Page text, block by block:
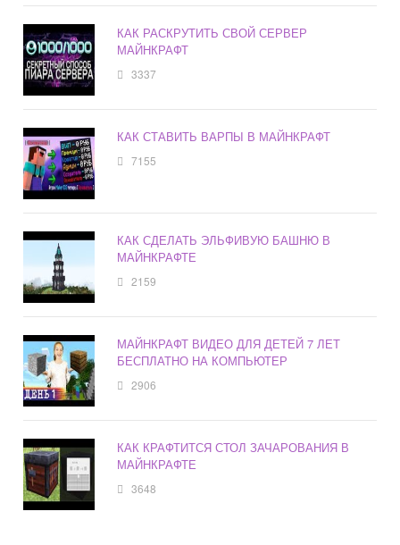
КАК РАСКРУТИТЬ СВОЙ СЕРВЕР
МАЙНКРАФТ
3337
КАК СТАВИТЬ ВАРПЫ В МАЙНКРАФТ
7155
КАК СДЕЛАТЬ ЭЛЬФИВУЮ БАШНЮ В
МАЙНКРАФТЕ
2159
МАЙНКРАФТ ВИДЕО ДЛЯ ДЕТЕЙ 7 ЛЕТ
БЕСПЛАТНО НА КОМПЬЮТЕР
2906
КАК КРАФТИТСЯ СТОЛ ЗАЧАРОВАНИЯ В
МАЙНКРАФТЕ
3648